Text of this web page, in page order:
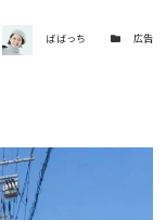
著者 ばばっち カテゴリー
広告